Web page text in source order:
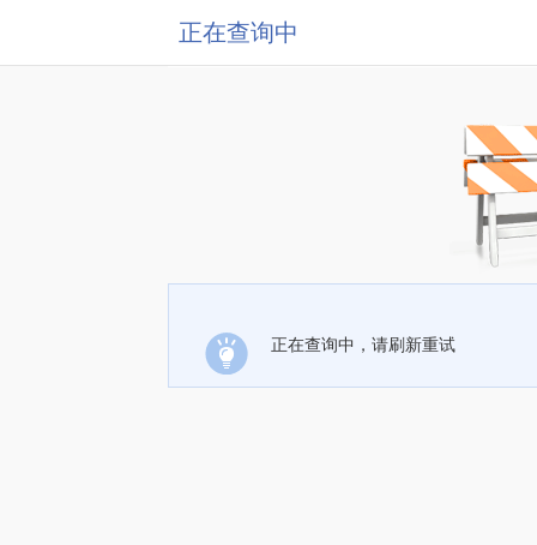
正在查询中
正在查询中，请刷新重试